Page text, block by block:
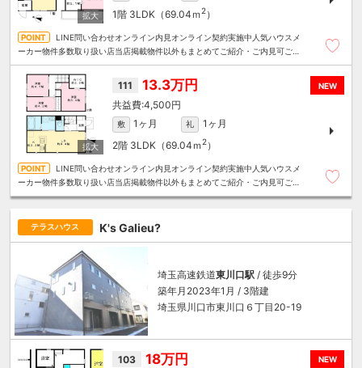
1階 3LDK（69.04ｍ 2）
LINE問い合わせオンライン内見オンライン契約実施中人気ハウスメ
ーカー物件多数取り扱い店当店掲載物件以外もまとめてご紹介・ご内見可ご予
NEW
111 13.3万円
4,500円
敷 1ヶ月 礼
1ヶ月
2階 3LDK（69.04ｍ 2）
LINE問い合わせオンライン内見オンライン契約実施中人気ハウスメ
ーカー物件多数取り扱い店当店掲載物件以外もまとめてご紹介・ご内見可ご予
テラスハウス K's Galieu?
埼玉高速鉄道東川口駅 / 徒歩9分
築年月2023年1月 / 3階建
埼玉県川口市東川口６丁目20-19
NEW
103 18万円